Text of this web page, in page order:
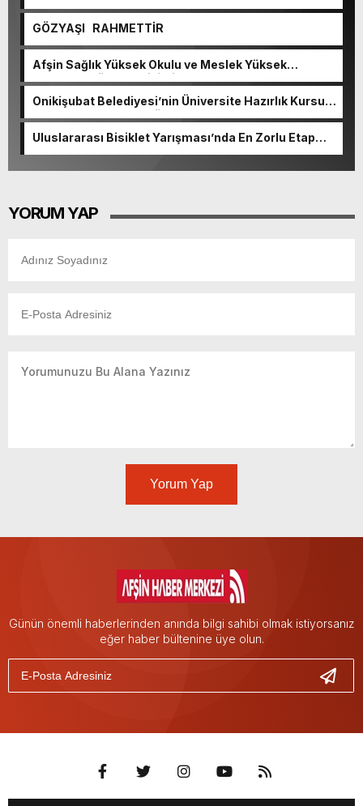
GÖZYAŞI RAHMETTİR
Afşin Sağlık Yüksek Okulu ve Meslek Yüksek
Okulunda görev değişimi!
Onikişubat Belediyesi’nin Üniversite Hazırlık Kursu
başvurularında son gün 7 Ağustos.
Uluslararası Bisiklet Yarışması’nda En Zorlu Etap
YORUM YAP
Yorum Yap
Günün önemli haberlerinden anında bilgi sahibi olmak istiyorsanız
eğer haber bültenine üye olun.